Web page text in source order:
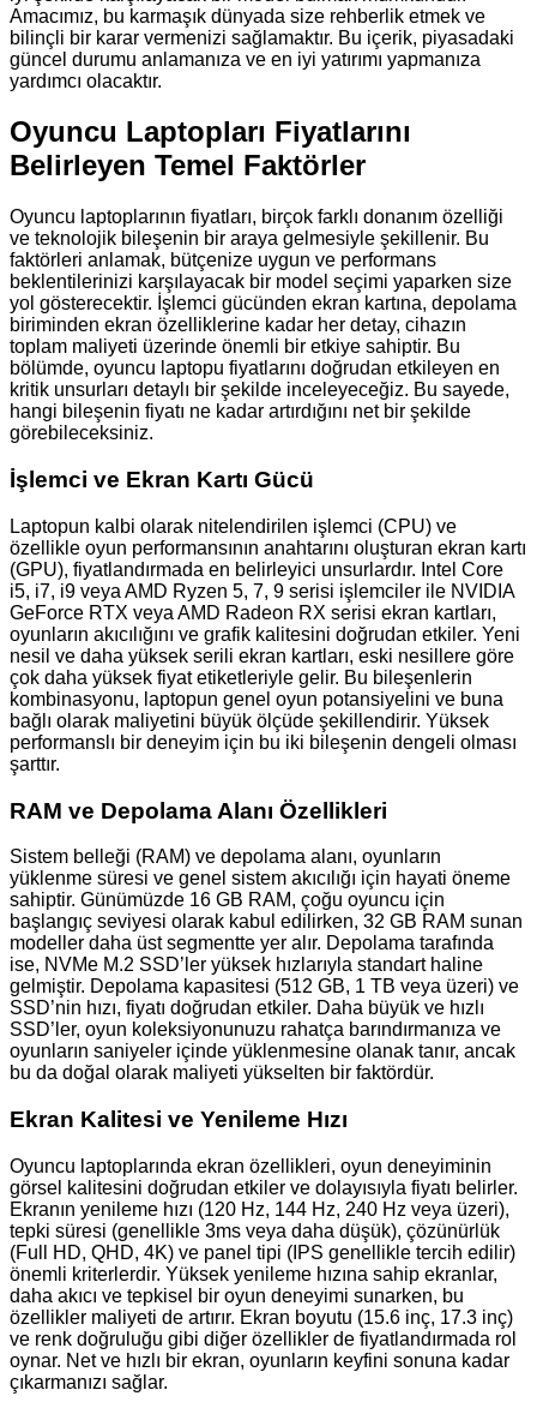
Amacımız, bu karmaşık dünyada size rehberlik etmek ve
bilinçli bir karar vermenizi sağlamaktır. Bu içerik, piyasadaki
güncel durumu anlamanıza ve en iyi yatırımı yapmanıza
yardımcı olacaktır.
Oyuncu Laptopları Fiyatlarını
Belirleyen Temel Faktörler
Oyuncu laptoplarının fiyatları, birçok farklı donanım özelliği
ve teknolojik bileşenin bir araya gelmesiyle şekillenir. Bu
faktörleri anlamak, bütçenize uygun ve performans
beklentilerinizi karşılayacak bir model seçimi yaparken size
yol gösterecektir. İşlemci gücünden ekran kartına, depolama
biriminden ekran özelliklerine kadar her detay, cihazın
toplam maliyeti üzerinde önemli bir etkiye sahiptir. Bu
bölümde, oyuncu laptopu fiyatlarını doğrudan etkileyen en
kritik unsurları detaylı bir şekilde inceleyeceğiz. Bu sayede,
hangi bileşenin fiyatı ne kadar artırdığını net bir şekilde
görebileceksiniz.
İşlemci ve Ekran Kartı Gücü
Laptopun kalbi olarak nitelendirilen işlemci (CPU) ve
özellikle oyun performansının anahtarını oluşturan ekran kartı
(GPU), fiyatlandırmada en belirleyici unsurlardır. Intel Core
i5, i7, i9 veya AMD Ryzen 5, 7, 9 serisi işlemciler ile NVIDIA
GeForce RTX veya AMD Radeon RX serisi ekran kartları,
oyunların akıcılığını ve grafik kalitesini doğrudan etkiler. Yeni
nesil ve daha yüksek serili ekran kartları, eski nesillere göre
çok daha yüksek fiyat etiketleriyle gelir. Bu bileşenlerin
kombinasyonu, laptopun genel oyun potansiyelini ve buna
bağlı olarak maliyetini büyük ölçüde şekillendirir. Yüksek
performanslı bir deneyim için bu iki bileşenin dengeli olması
şarttır.
RAM ve Depolama Alanı Özellikleri
Sistem belleği (RAM) ve depolama alanı, oyunların
yüklenme süresi ve genel sistem akıcılığı için hayati öneme
sahiptir. Günümüzde 16 GB RAM, çoğu oyuncu için
başlangıç seviyesi olarak kabul edilirken, 32 GB RAM sunan
modeller daha üst segmentte yer alır. Depolama tarafında
ise, NVMe M.2 SSD’ler yüksek hızlarıyla standart haline
gelmiştir. Depolama kapasitesi (512 GB, 1 TB veya üzeri) ve
SSD’nin hızı, fiyatı doğrudan etkiler. Daha büyük ve hızlı
SSD’ler, oyun koleksiyonunuzu rahatça barındırmanıza ve
oyunların saniyeler içinde yüklenmesine olanak tanır, ancak
bu da doğal olarak maliyeti yükselten bir faktördür.
Ekran Kalitesi ve Yenileme Hızı
Oyuncu laptoplarında ekran özellikleri, oyun deneyiminin
görsel kalitesini doğrudan etkiler ve dolayısıyla fiyatı belirler.
Ekranın yenileme hızı (120 Hz, 144 Hz, 240 Hz veya üzeri),
tepki süresi (genellikle 3ms veya daha düşük), çözünürlük
(Full HD, QHD, 4K) ve panel tipi (IPS genellikle tercih edilir)
önemli kriterlerdir. Yüksek yenileme hızına sahip ekranlar,
daha akıcı ve tepkisel bir oyun deneyimi sunarken, bu
özellikler maliyeti de artırır. Ekran boyutu (15.6 inç, 17.3 inç)
ve renk doğruluğu gibi diğer özellikler de fiyatlandırmada rol
oynar. Net ve hızlı bir ekran, oyunların keyfini sonuna kadar
çıkarmanızı sağlar.